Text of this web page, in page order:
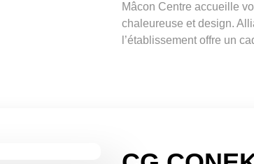
Mâcon Centre accueille
chaleureuse et design.
l’établissement offre un